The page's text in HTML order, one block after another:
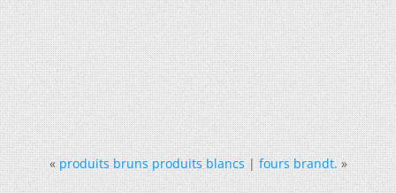
« produits bruns produits blancs|fours brandt. »